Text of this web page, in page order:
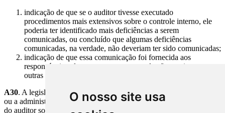
O nosso site usa
indicação de que se o auditor tivesse executado
procedimentos mais extensivos sobre o controle interno, ele
poderia ter identificado mais deficiências a serem
comunicadas, ou concluído que algumas deficiências
comunicadas, na verdade, não deveriam ter sido comunicadas;
indicação de que essa comunicação foi fornecida aos
responsáveis pela governança e que pode não servir para
outras finalidades.
A30. A legislação ou a regulamentação pode requerer que o auditor
ou a administração forneça uma cópia por escrito da comunicação
do auditor sobre as deficiências significativas para as autoridades